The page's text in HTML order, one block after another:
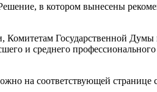
в котором вынесены
Государственной
и среднего профессионального
на соответствующей странице